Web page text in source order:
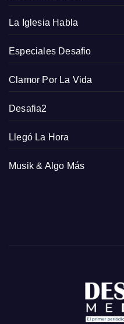
La Iglesia Habla
Especiales Desafio
Clamor Por La Vida
Desafia2
Llegó La Hora
Musik & Algo Más